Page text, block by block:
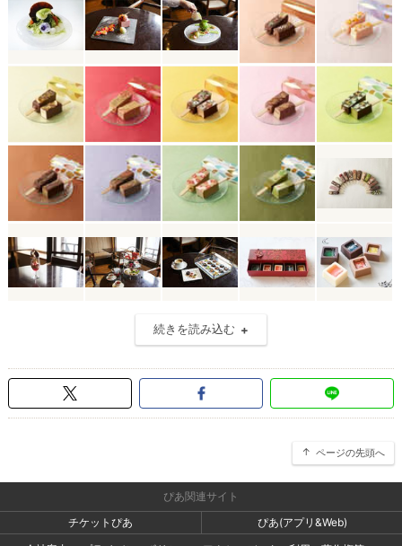
続きを読み込む
ページの先頭へ
ぴあ関連サイト
チケットぴあ
ぴあ(アプリ&Web)